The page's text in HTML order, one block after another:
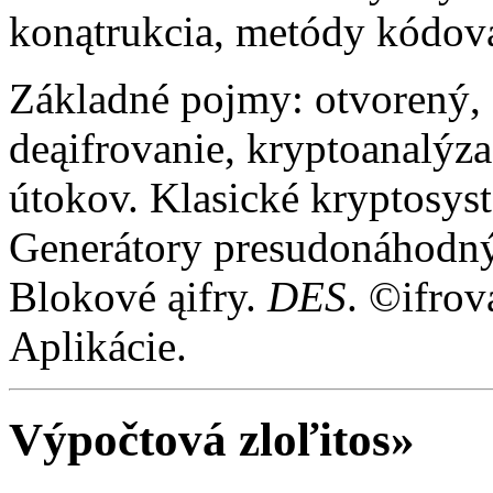
konątrukcia, metódy
Základné pojmy:
deąifrovanie,
útokov. Klasické
Generátory
Blokové ąifry. DES.
Aplikácie.
Výpočtová zloľitos»